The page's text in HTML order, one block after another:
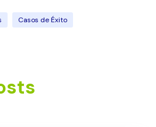
Casos de Éxito